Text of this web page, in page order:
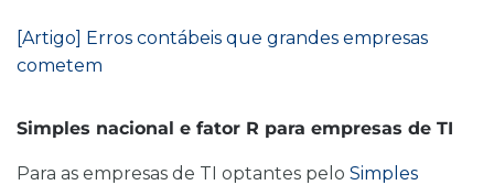
[Artigo] Erros contábeis que grandes empresas
cometem
Simples nacional e fator R para empresas de TI
Para as empresas de TI optantes pelo Simples